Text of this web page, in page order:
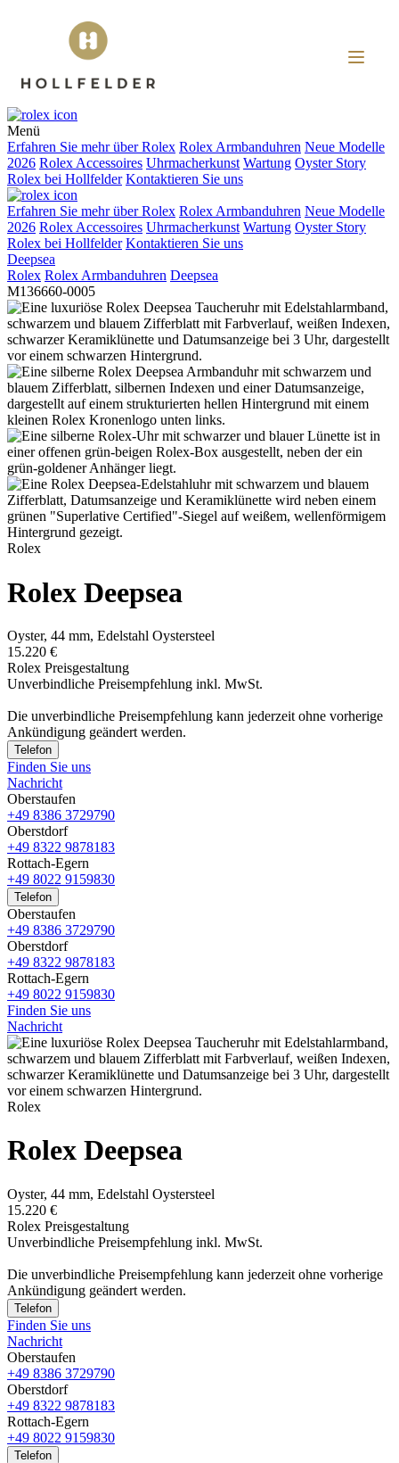
Menü
Erfahren Sie mehr überRolex Rolex Armbanduhren Neue Modelle
2026 Rolex Accessoires Uhrmacherkunst Wartung Oyster Story
Rolex bei Hollfelder Kontaktieren Sie uns
Erfahren Sie mehr überRolex Rolex Armbanduhren Neue Modelle
2026 Rolex Accessoires Uhrmacherkunst Wartung Oyster Story
Rolex bei Hollfelder Kontaktieren Sie uns
Deepsea
Rolex Rolex Armbanduhren Deepsea
M136660-0005
Rolex
Rolex Deepsea
Oyster, 44 mm, Edelstahl Oystersteel
15.220 €
Rolex Preisgestaltung
Unverbindliche Preisempfehlung inkl. MwSt.
Die unverbindliche Preis­empfehlung kann jederzeit ohne vorherige
Ankündigung geändert werden.
Telefon
Finden Sie uns
Nachricht
Oberstaufen
+49 8386 3729790
Oberstdorf
+49 8322 9878183
Rottach-Egern
+49 8022 9159830
Telefon
Oberstaufen
+49 8386 3729790
Oberstdorf
+49 8322 9878183
Rottach-Egern
+49 8022 9159830
Finden Sie uns
Nachricht
Rolex
Rolex Deepsea
Oyster, 44 mm, Edelstahl Oystersteel
15.220 €
Rolex Preisgestaltung
Unverbindliche Preisempfehlung inkl. MwSt.
Die unverbindliche Preis­empfehlung kann jederzeit ohne vorherige
Ankündigung geändert werden.
Telefon
Finden Sie uns
Nachricht
Oberstaufen
+49 8386 3729790
Oberstdorf
+49 8322 9878183
Rottach-Egern
+49 8022 9159830
Telefon